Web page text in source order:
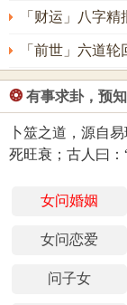
「财运」八字
「前世」六道
❂ 有事求卦，预
卜筮之道，源自
死旺衰；古人曰：
女问婚姻
女问恋爱
问子女